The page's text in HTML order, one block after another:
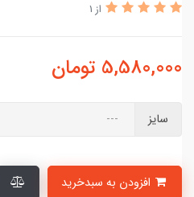
از 1
5,580,000 تومان
سایز